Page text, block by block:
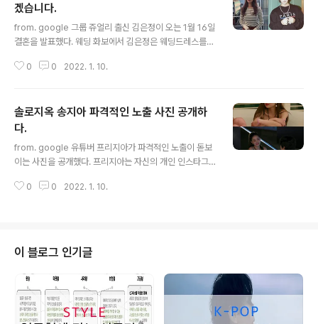
겠습니다.
from. google 그룹 쥬얼리 출신 김은정이 오는 1월 16일
결혼을 발표했다. 웨딩 화보에서 김은정은 웨딩드레스를통
기로 포즈를 취했다. 앞서 김은정은 작곡가 임광욱과의 열
난 2008년 쥬얼리 5집 앨범으로 데뷔했다. 그후 2014년
까지 쥬얼리 활동을 하던 김은정은 쥬얼리 탈퇴 후 연기 활
동과 작사가 활동을 이어왔다. 다음은 김은정의 입장 전문 :
안녕하세요. 김은정입니다. 오늘은 저를 아껴주시는 분들
에게 제가 직접 전하고 싶은 소식이 있어 이렇게 글을 쓰게
되었습니다. 이미 한차례 기사로 언급되어 알고 계신 분들
0 0 2022. 1. 10.
솔로지옥 송지아 파격적인 노출 사진 공개하
다.
from. google 유튜버 프리지아가 파격적인 노출이 돋보
이는 사진을 공개했다. 프리지아는 자신의 개인 인스타그
ogle 프리지아는 누드톤이 관능적인 분위기를 보여주는
것 같아”, “예쁘단 말도 지치네” 등의 반응을 보이고 있다.
from. google 프리지아는 유튜브 구독자 150만명 이상,
인스타그램 팔로워 240만 명을 보유한 유명 인플루언서
다. 1997년생인 그는 한양대학교 무용학과 출신으로 '한양
대 여신', '리틀 한채영', '블랙핑크 제니 닮은꼴'로 불리며
주목 받..
0 0 2022. 1. 10.
이 블로그 인기글